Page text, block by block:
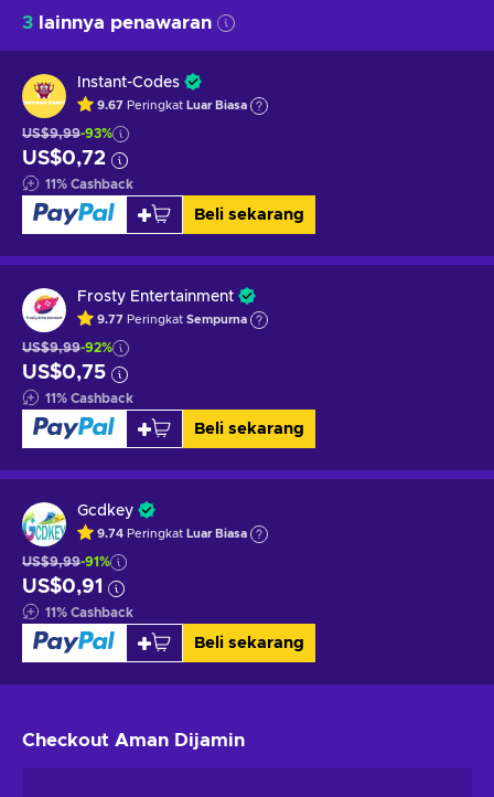
3 lainnya penawaran
Instant-Codes
9.67 Peringkat Luar Biasa
US$9,99-93%
US$0,72
11% Cashback
Beli sekarang
Frosty Entertainment
9.77 Peringkat Sempurna
US$9,99-92%
US$0,75
11% Cashback
Beli sekarang
Gcdkey
9.74 Peringkat Luar Biasa
US$9,99-91%
US$0,91
11% Cashback
Beli sekarang
Checkout Aman Dijamin